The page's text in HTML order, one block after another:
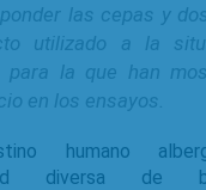
las cepas y
utilizado a la
para la que han
en los ensayos.
humano
diversa de